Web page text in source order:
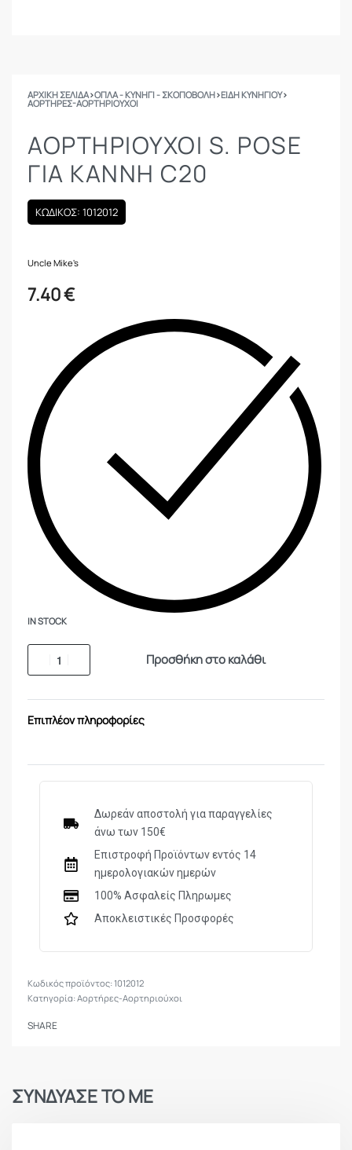
ΑΡΧΙΚΉ ΣΕΛΊΔΑ›ΟΠΛΑ - ΚΥΝΗΓΙ - ΣΚΟΠΟΒΟΛΗ›ΕΙΔΗ ΚΥΝΗΓΙΟΥ›
ΑΟΡΤΉΡΕΣ-ΑΟΡΤΗΡΙΟΎΧΟΙ
ΑΟΡΤΗΡΙΟΥΧΟΙ S. POSE
ΓΙΑ ΚΑΝΝΗ C20
ΚΩΔΙΚΟΣ: 1012012
Uncle Mike's
7.40€
IN STOCK
Προσθήκη στο καλάθι
Επιπλέον πληροφορίες
Δωρεάν αποστολή για παραγγελίες
άνω των 150€
Επιστροφή Προϊόντων εντός 14
ημερολογιακών ημερών
100% Ασφαλείς Πληρωμες
Αποκλειστικές Προσφορές
1012012
Κατηγορία:Αορτήρες-Αορτηριούχοι
SHARE
ΣΥΝΔΥΑΣΕ ΤΟ ΜΕ